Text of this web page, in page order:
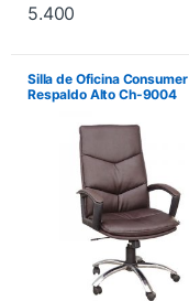
5.400
Silla de Oficina Consumer
Respaldo Alto Ch-9004